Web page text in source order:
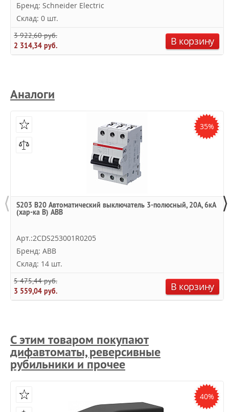
Бренд: Schneider Electric
Склад: 0 шт.
3 922,60 руб.
2 314,34 руб.
В корзину
Аналоги
35%
S203 B20 Автоматический выключатель 3-полюсный, 20А, 6кА
(хар-ка B) ABB
Арт.:2CDS253001R0205
Бренд: ABB
Склад: 14 шт.
5 475,44 руб.
3 559,04 руб.
В корзину
⟨ ⟩
С этим товаром покупают
дифавтоматы, реверсивные
рубильники и прочее
40%